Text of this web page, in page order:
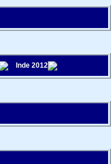
Inde 2012